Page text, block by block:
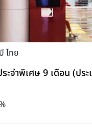
ไทย
ะจำพิเศษ 9 เดือน (ปร